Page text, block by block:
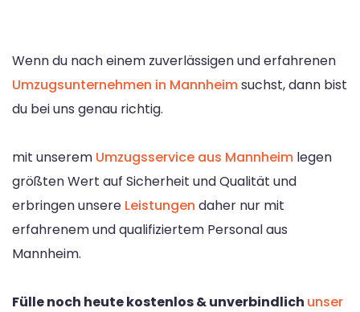
Wenn du nach einem zuverlässigen und erfahrenen
Umzugsunternehmen in Mannheimsuchst, dann bist
du bei uns genau richtig.
mit unserem Umzugsservice aus Mannheim legen
größten Wert auf Sicherheit und Qualität und
erbringen unsere Leistungen daher nur mit
erfahrenem und qualifiziertem Personal aus
Mannheim.
Fülle noch heute kostenlos & unverbindlich unser